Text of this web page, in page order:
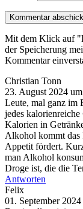
Mit dem Klick auf
der Speicherung
Kommentar
Christian Tonn
23. August 2024
Leute, mal ganz im
jedes
Kalorien in
Alkohol kommt das
Appetit fördert.
man Alkohol
Droge ist, die die
Antworten
Felix
01. September